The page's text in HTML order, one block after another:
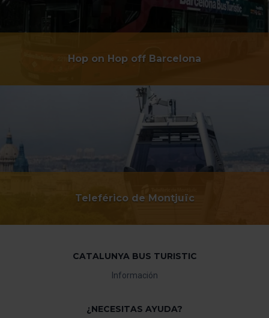
En cualquier momento de la navegación en esta web,
podrás modificar tu selección de cookies seleccionando
Hop on Hop off Barcelona
Teleférico de Montjuïc
CATALUNYA BUS TURISTIC
Información
¿NECESITAS AYUDA?